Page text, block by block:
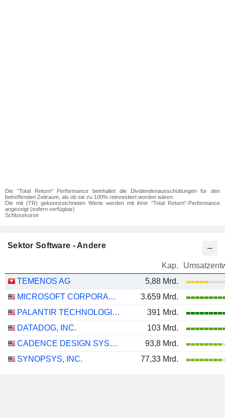
Die "Total Return" Performance beinhaltet die Dividendenausschüttungen für den
betreffenden Zeitraum, als ob sie zu 100% reinvestiert worden wären.
Die mit (TR) gekennzeichneten Werte werden mit ihrer "Total Return"-Performance
angezeigt (sofern verfügbar)
Schlusskurse
Sektor Software - Andere
Kap.
TEMENOS AG
5,88 Mrd.
MICROSOFT CORPORATION
3.659 Mrd.
PALANTIR TECHNOLOGIES INC.
391 Mrd.
DATADOG, INC.
103 Mrd.
CADENCE DESIGN SYSTEMS, INC.
93,8 Mrd.
SYNOPSYS, INC.
77,33 Mrd.